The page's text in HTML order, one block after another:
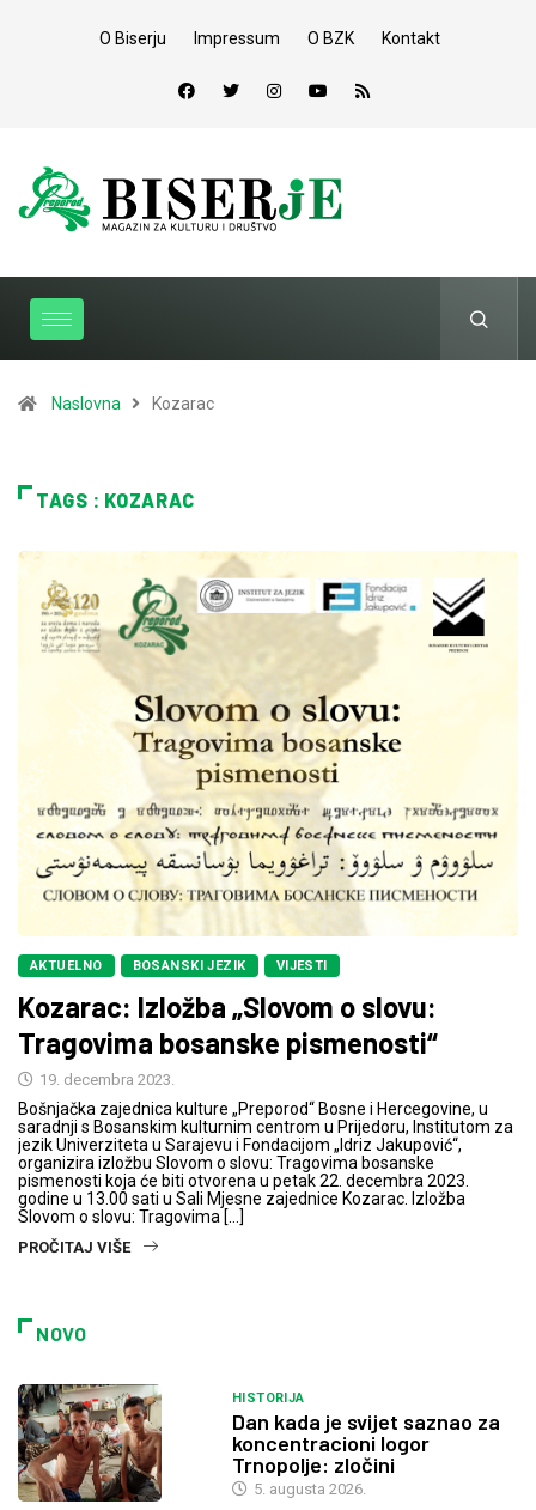
O Biserju Impressum O BZK Kontakt
Naslovna Kozarac
TAGS : KOZARAC
AKTUELNO BOSANSKI JEZIK VIJESTI
Kozarac: Izložba „Slovom o slovu:
Tragovima bosanske pismenosti“
19. decembra 2023.
Bošnjačka zajednica kulture „Preporod“ Bosne i Hercegovine, u
saradnji s Bosanskim kulturnim centrom u Prijedoru, Institutom za
jezik Univerziteta u Sarajevu i Fondacijom „Idriz Jakupović“,
organizira izložbu Slovom o slovu: Tragovima bosanske
pismenosti koja će biti otvorena u petak 22. decembra 2023.
godine u 13.00 sati u Sali Mjesne zajednice Kozarac. Izložba
Slovom o slovu: Tragovima […]
PROČITAJ VIŠE
NOVO
HISTORIJA
Dan kada je svijet saznao za
koncentracioni logor
Trnopolje: zločini
5. augusta 2026.